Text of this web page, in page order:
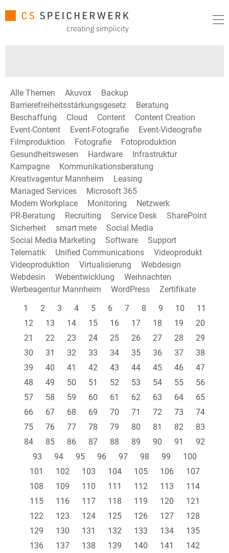
Alle Themen Akuvox
Backup
Barrierefreiheitsstärkungsgesetz
Beratung
Beschaffung
Cloud Content
Content Creation
Event-Content
Event-Fotografie
Event-Videografie
Filmproduktion
Fotografie
Fotoproduktion
Gesundheitswesen
Hardware
Infrastruktur
Kampagne
Kommunikationsberatung
Kreativagentur Mannheim
Leasing
Managed Services
Microsoft 365
Modern Workplace
Monitoring
Netzwerk
PR-Beratung
Recruiting Service Desk
SharePoint
Sicherheit
smart mete
Social Media
Social Media Marketing
Software
Support
Telematik
Unified Communications
Videoprodukt
Videoproduktion
Virtualisierung
Webdesign
Webdesin
Webentwicklung
Weihnachten
Werbeagentur Mannheim
WordPress
Zertifikate
1
2 3 4 5 6 7 8 9 10
11
12
13 14 15 16 17 18 19
20
21
22 23 24 25 26 27 28
29
30
31 32 33 34 35 36 37
38
39
40 41 42 43 44 45 46
47
48
49 50 51 52 53 54 55
56
57
58 59 60 61 62 63 64
65
66
67 68 69 70 71 72 73
74
75
76 77 78 79 80 81 82
83
84
85 86 87 88 89 90 91
92
93
94 95 96 97 98 99
100
101
102 103 104 105 106
107
108
109 110 111 112 113
114
115
116 117 118 119 120
121
122
123 124 125 126 127
128
129
130 131 132 133 134
135
136
137 138 139 140 141
142